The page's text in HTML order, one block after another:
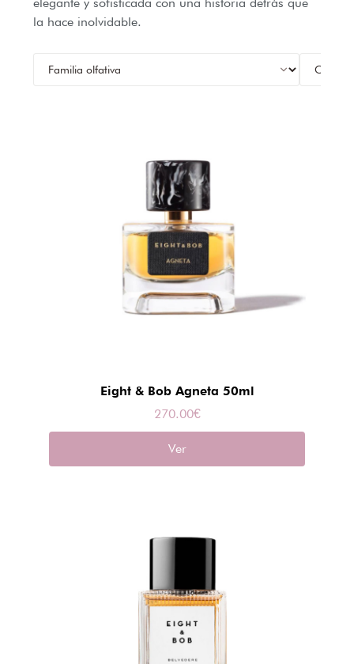
elegante y sofisticada con una historia detrás que
la hace inolvidable.
Eight & Bob Agneta 50ml
270.00€
Ver